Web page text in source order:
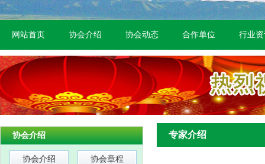
网站首页 协会介绍 协会动态 合作单位 行业
协会介绍
协会介绍 协会章程
专家介绍